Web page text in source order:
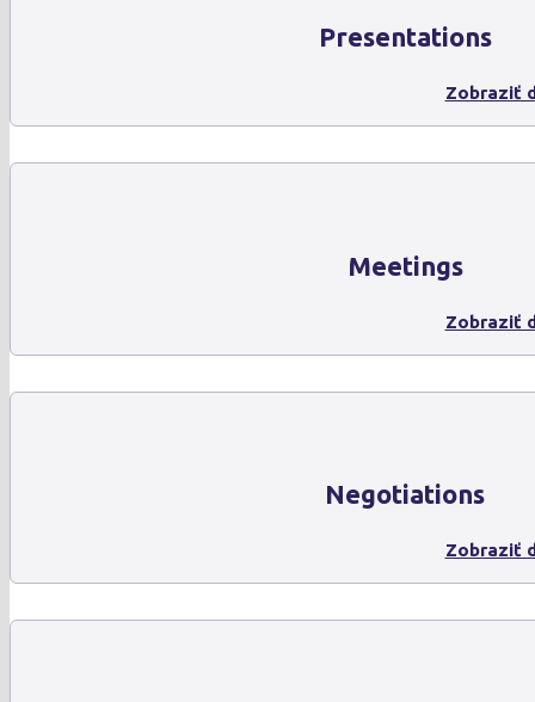
Presentations
Zobraziť
Meetings
Zobraziť
Negotiations
Zobraziť